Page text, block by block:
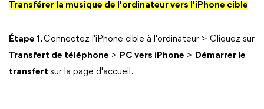
Transférer la musique de l'ordinateur vers l'iPhone cible
Étape 1.Connectez l'iPhone cible à l'ordinateur > Cliquez sur
Transfert de téléphone > PC vers iPhone > Démarrer le
transfert sur la page d'accueil.